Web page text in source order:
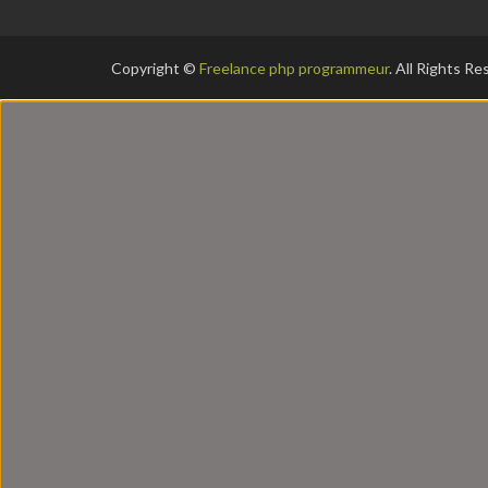
Copyright © Freelance php programmeur. All Rights